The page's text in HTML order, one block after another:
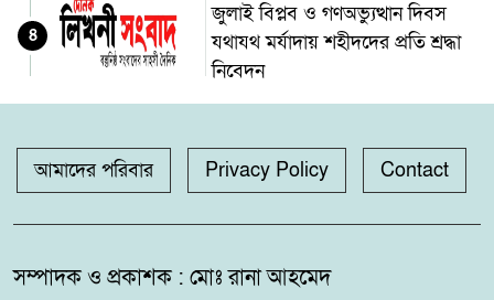
জুলাই বিপ্লব ও গণঅভ্যুত্থান দিবস
যথাযথ মর্যাদায় শহীদদের প্রতি শ্রদ্ধা
নিবেদন
৪
উদ্ধার
৫
গঙ্গাচড়া থানায় মামলা না নেওয়ার
দাবিতে সংবাদ সম্মেলন
আমাদের পরিবার Privacy Policy Contact
সম্পাদক ও প্রকাশক : মোঃ রানা আহমেদ